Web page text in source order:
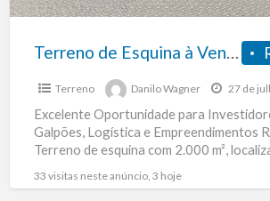
2.000
200
Metros
BR-
Terreno de Esquina à Venda no Barroso – 2.000 m² – A 200 Metros da BR-116 (KM 08) – Fortaleza – CE
Terreno Danilo Wagner 27 de
Excelente Oportunidade para
Galpões, Logística e Empreendimentos
Terreno de esquina com 2.000 m²,
33 visitas neste anúncio, 3 hoje